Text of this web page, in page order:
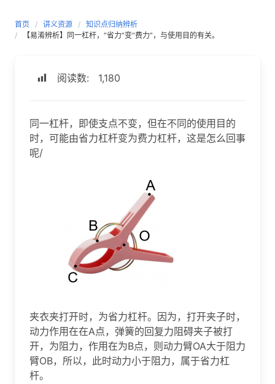
首页 讲义资源
知识点归纳辨析
【易淆辨析】同一杠杆，“省力”变“费力”，与使用目的有关。
阅读数: 1,180
同一杠杆，即使支点不变，但在不同的使用目的
时，可能由省力杠杆变为费力杠杆，这是怎么回事
呢/
夹衣夹打开时，为省力杠杆。因为，打开夹子时，
动力作用在在A点，弹簧的回复力阻碍夹子被打
开，为阻力，作用在为B点，则动力臂OA大于阻力
臂OB，所以，此时动力小于阻力，属于省力杠
杆。